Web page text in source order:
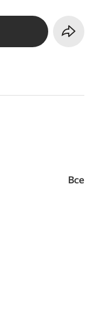
Все